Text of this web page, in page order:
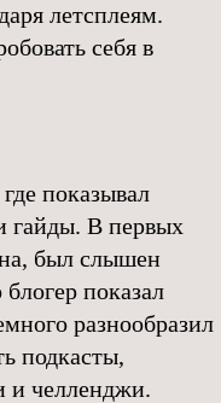
летсплеям.
себя в
показывал
гайды. В первых
был слышен
показал
разнообразил
подкасты,
и челленджи.